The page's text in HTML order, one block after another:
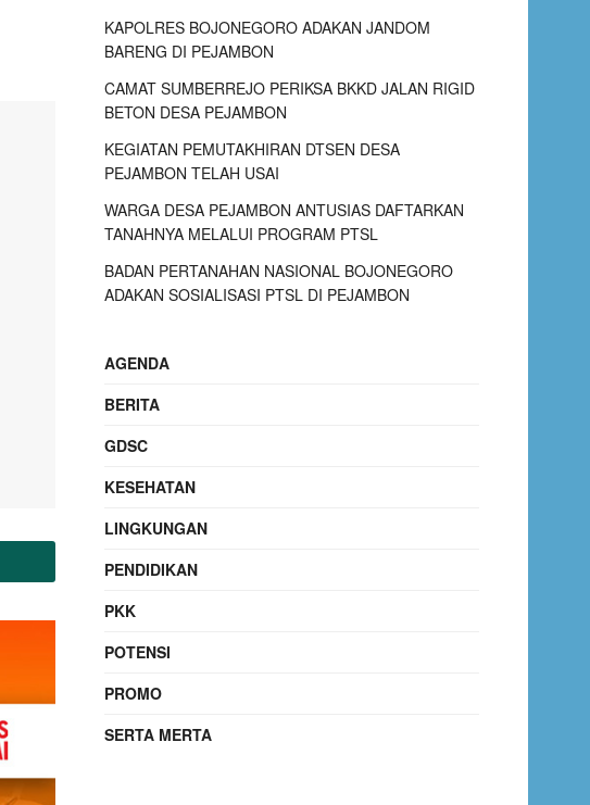
KAPOLRES BOJONEGORO ADAKAN JANDOM
BARENG DI PEJAMBON
CAMAT SUMBERREJO PERIKSA BKKD JALAN RIGID
BETON DESA PEJAMBON
KEGIATAN PEMUTAKHIRAN DTSEN DESA
PEJAMBON TELAH USAI
WARGA DESA PEJAMBON ANTUSIAS DAFTARKAN
TANAHNYA MELALUI PROGRAM PTSL
BADAN PERTANAHAN NASIONAL BOJONEGORO
ADAKAN SOSIALISASI PTSL DI PEJAMBON
AGENDA
BERITA
GDSC
KESEHATAN
LINGKUNGAN
PENDIDIKAN
PKK
POTENSI
PROMO
SERTA MERTA